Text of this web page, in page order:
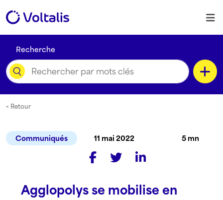
Recherche
Type de contenu
Langue
< Retour
Communiqués 11 mai 2022 5 mn
Agglopolys se mobilise en